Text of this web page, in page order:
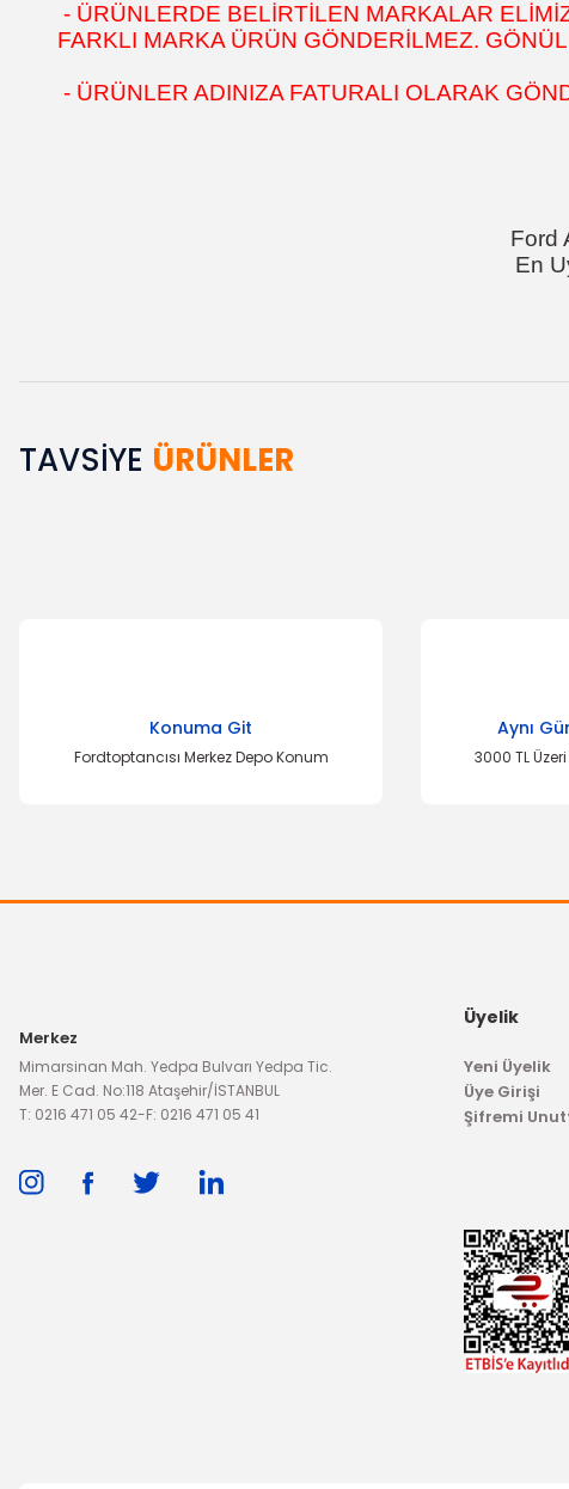
- ÜRÜNLERDE BELİRTİLEN MARKALAR
FARKLI MARKA ÜRÜN GÖNDERİLMEZ.
- ÜRÜNLER ADINIZA FATURALI OLARAK
Ford
En
Bu ürünün fiyat bilgisi, resim, ürün açıklamalarında ve diğer
TAVSİYE ÜRÜNLER
Arka Tampon Bağlantı Braketi Focus Sedan Sağ
Konuma Git
Fordtoptancısı Merkez Depo Konum
Aynı
3000 TL
Merkez
Mimarsinan Mah. Yedpa Bulvarı Yedpa Tic.
Mer. E Cad. No:118 Ataşehir/İSTANBUL
T: 0216 471 05 42-F: 0216 471 05 41
Üyelik
Yeni Üyelik
Üye Girişi
Şifremi